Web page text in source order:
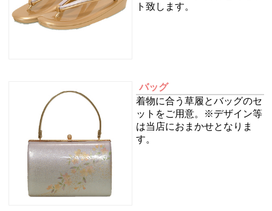
ト致します。
バッグ
着物に合う草履とバッグのセ
ットをご用意。※デザイン等
は当店におまかせとなりま
す。